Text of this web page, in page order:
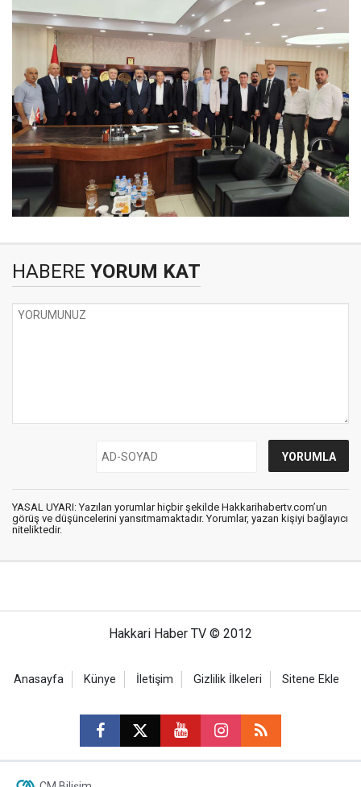
HABERE YORUM KAT
YASAL UYARI: Yazılan yorumlar hiçbir şekilde Hakkarihabertv.com’un
görüş ve düşüncelerini yansıtmamaktadır. Yorumlar, yazan kişiyi bağlayıcı
niteliktedir.
Hakkari Haber TV © 2012
Anasayfa Künye İletişim Gizlilik İlkeleri Sitene Ekle